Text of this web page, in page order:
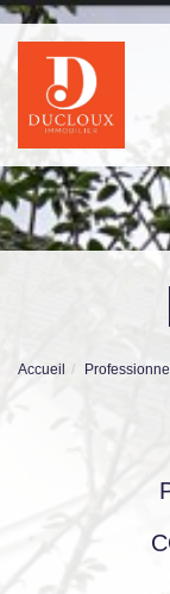
Accueil